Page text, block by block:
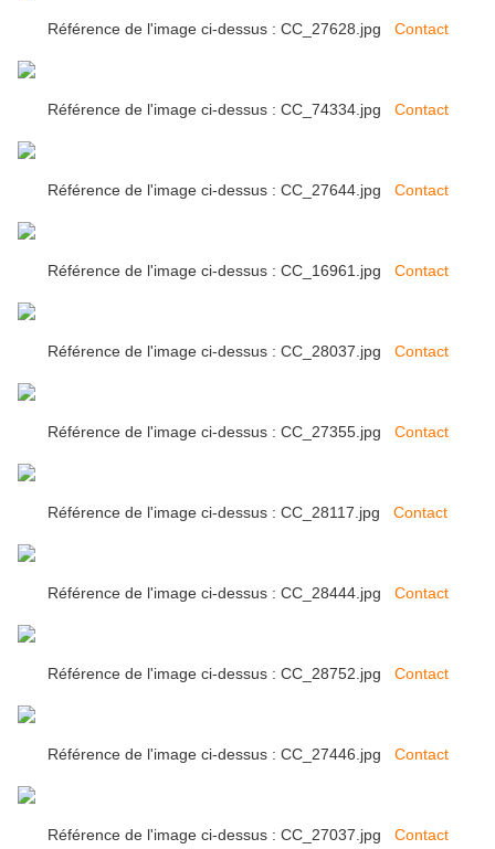
Référence de l'image ci-dessus : CC_27628.jpg Contact
Référence de l'image ci-dessus : CC_74334.jpg Contact
Référence de l'image ci-dessus : CC_27644.jpg Contact
Référence de l'image ci-dessus : CC_16961.jpg Contact
Référence de l'image ci-dessus : CC_28037.jpg Contact
Référence de l'image ci-dessus : CC_27355.jpg Contact
Référence de l'image ci-dessus : CC_28117.jpg Contact
Référence de l'image ci-dessus : CC_28444.jpg Contact
Référence de l'image ci-dessus : CC_28752.jpg Contact
Référence de l'image ci-dessus : CC_27446.jpg Contact
Référence de l'image ci-dessus : CC_27037.jpg Contact